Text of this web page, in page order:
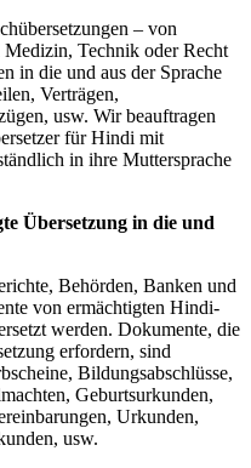
– von
Medizin, Technik oder Recht
in die und aus der Sprache
Verträgen,
usw. Wir beauftragen
für Hindi mit
in ihre Muttersprache
Übersetzung in die und
Behörden, Banken und
von ermächtigten Hindi-
werden. Dokumente, die
erfordern, sind
Bildungsabschlüsse,
Geburtsurkunden,
Urkunden,
usw.